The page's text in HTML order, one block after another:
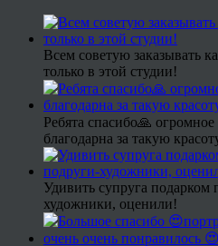
Всем советую заказывать
только в этой студии!
Ребята спасибо🙏
благодарна за такую
Удивить супруга подарком
художники, оценили!